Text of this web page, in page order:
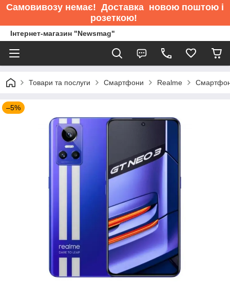
Самовивозу немає! Доставка новою поштою і
розеткою!
Інтернет-магазин "Newsmag"
Товари та послуги Смартфони Realme
–5%